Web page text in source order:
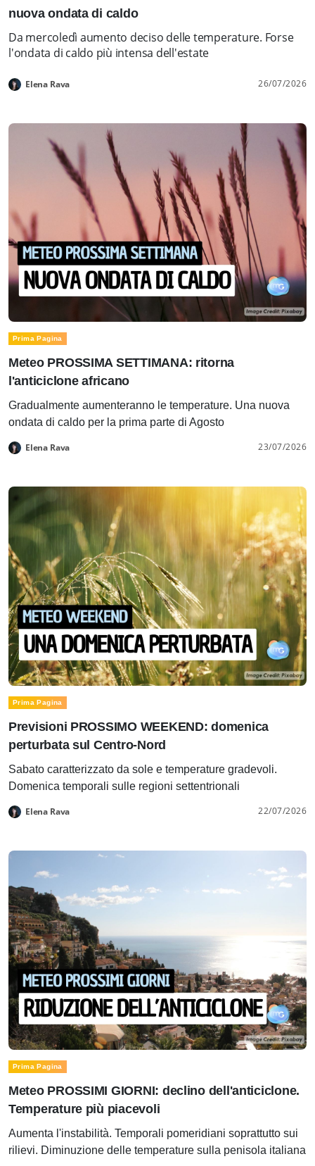
nuova ondata di caldo
Da mercoledì aumento deciso delle temperature. Forse
l'ondata di caldo più intensa dell'estate
Elena Rava 26/07/2026
Prima Pagina
Meteo PROSSIMA SETTIMANA: ritorna
l'anticiclone africano
Gradualmente aumenteranno le temperature. Una nuova
ondata di caldo per la prima parte di Agosto
Elena Rava 23/07/2026
Prima Pagina
Previsioni PROSSIMO WEEKEND: domenica
perturbata sul Centro-Nord
Sabato caratterizzato da sole e temperature gradevoli.
Domenica temporali sulle regioni settentrionali
Elena Rava 22/07/2026
Prima Pagina
Meteo PROSSIMI GIORNI: declino dell'anticiclone.
Temperature più piacevoli
Aumenta l'instabilità. Temporali pomeridiani soprattutto sui
rilievi. Diminuzione delle temperature sulla penisola italiana